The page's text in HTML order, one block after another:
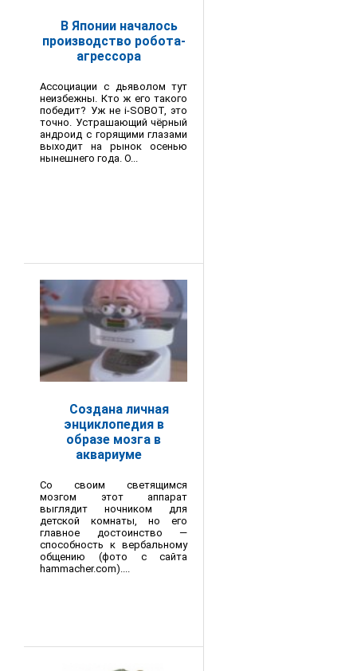
В Японии началось
производство робота-
агрессора
Ассоциации с дьяволом тут
неизбежны. Кто ж его такого
победит? Уж не i-SOBOT, это
точно. Устрашающий чёрный
андроид с горящими глазами
выходит на рынок осенью
нынешнего года. О...
Создана личная
энциклопедия в
образе мозга в
аквариуме
Со своим светящимся
мозгом этот аппарат
выглядит ночником для
детской комнаты, но его
главное достоинство —
способность к вербальному
общению (фото с сайта
hammacher.com)....